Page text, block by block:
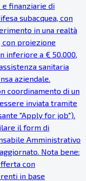
finanziarie di
subacquea, con
in una realtà
con proiezione
inferiore a € 50.000,
sanitaria
aziendale.
coordinamento di un
inviata tramite
"Apply for job").
il form di
Amministrativo
Nota bene:
con
in base